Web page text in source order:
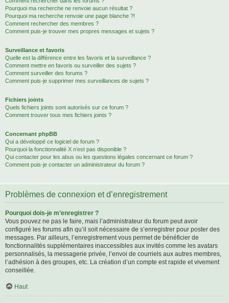
Pourquoi ma recherche ne renvoie aucun résultat ?
Pourquoi ma recherche renvoie une page blanche ?!
Comment rechercher des membres ?
Comment puis-je trouver mes propres messages et sujets ?
Surveillance et favoris
Quelle est la différence entre les favoris et la surveillance ?
Comment mettre en favoris ou surveiller des sujets ?
Comment surveiller des forums ?
Comment puis-je supprimer mes surveillances de sujets ?
Fichiers joints
Quels fichiers joints sont autorisés sur ce forum ?
Comment trouver tous mes fichiers joints ?
Concernant phpBB
Qui a développé ce logiciel de forum ?
Pourquoi la fonctionnalité X n’est pas disponible ?
Qui contacter pour les abus ou les questions légales concernant ce forum ?
Comment puis-je contacter un administrateur du forum ?
Problèmes de connexion et d’enregistrement
Pourquoi dois-je m’enregistrer ?
Vous pouvez ne pas le faire, mais l’administrateur du forum peut avoir
configuré les forums afin qu’il soit nécessaire de s’enregistrer pour poster des
messages. Par ailleurs, l’enregistrement vous permet de bénéficier de
fonctionnalités supplémentaires inaccessibles aux invités comme les avatars
personnalisés, la messagerie privée, l’envoi de courriels aux autres membres,
l’adhésion à des groupes, etc. La création d’un compte est rapide et vivement
conseillée.
Haut